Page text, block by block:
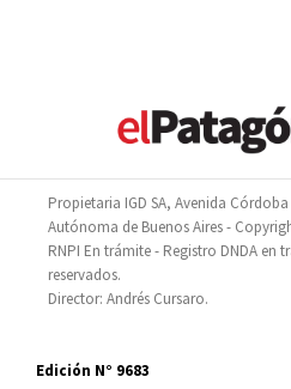
Propietaria IGD SA, Avenida
Autónoma de Buenos Aires -
RNPI En trámite - Registro DNDA en
reservados.
Director: Andrés Cursaro.
Edición N° 9683